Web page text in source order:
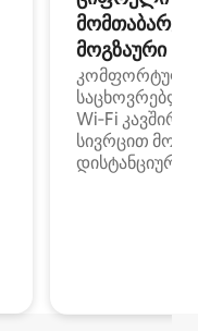
მოგზაური
კომფორტული
Wi‑Fi
სივრცით
დისტანციური